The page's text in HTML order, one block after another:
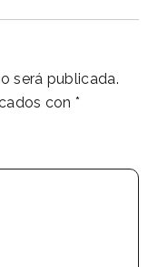
será publicada.
con *